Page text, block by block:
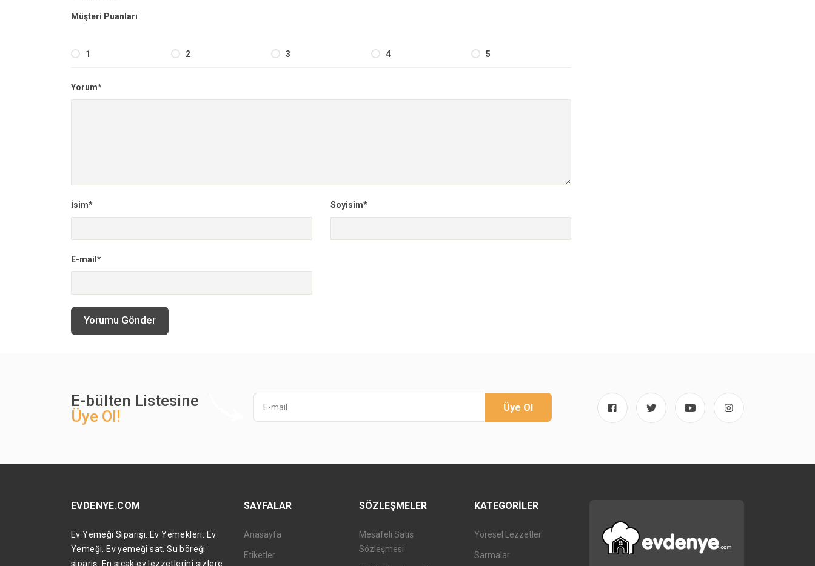
Müşteri Puanları
1 2 3 4 5
Yorum*
İsim* Soyisim*
E-mail*
Yorumu Gönder
E-bülten Listesine
Üye Ol!
Üye Ol
EVDENYE.COM
Ev Yemeği Siparişi. Ev Yemekleri. Ev
Yemeği. Ev yemeği sat. Su böreği
sipariş. En sıcak ev lezzetlerini sizlere
SAYFALAR
Anasayfa
Etiketler
SÖZLEŞMELER
Mesafeli Satış
Sözleşmesi
KATEGORILER
Yöresel Lezzetler
Sarmalar